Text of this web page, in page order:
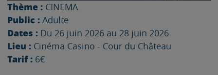
Thème : CINEMA
Public : Adulte
Dates : Du 26 juin 2026 au 28 juin 2026
Lieu : Cinéma Casino - Cour du Château
Tarif : 6€